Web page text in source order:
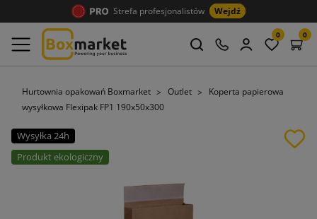
Strefa profesjonalistów Wejdź
0 0
Hurtownia opakowań Boxmarket Outlet
Koperta papierowa
wysyłkowa Flexipak FP1 190x50x300
Wysyłka 24h
Produkt ekologiczny